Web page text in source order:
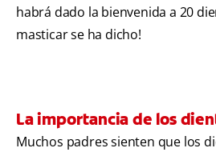
habrá dado la bienvenida a 20
masticar se ha dicho!
La importancia de los
Muchos padres sienten que los